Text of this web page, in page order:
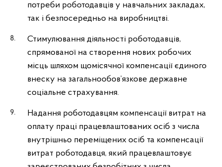
потреби роботодавців у навчальних закладах,
так і безпосередньо на виробництві.
Стимулювання діяльності роботодавців,
спрямованої на створення нових робочих
місць шляхом щомісячної компенсації єдиного
внеску на загальнообов’язкове державне
соціальне страхування.
Надання роботодавцям компенсації витрат на
оплату праці працевлаштованих осіб з числа
внутрішньо переміщених осіб та компенсації
витрат роботодавця, який працевлаштовує